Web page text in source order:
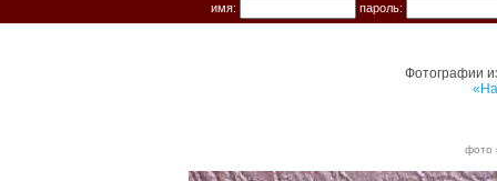
имя: пароль:
Фотографии
фото